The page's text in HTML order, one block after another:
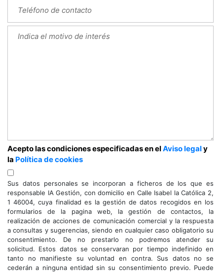
Acepto las condiciones especificadas en elAviso legaly
la Política de cookies
Sus datos personales se incorporan a ficheros de los que es
responsable IA Gestión, con domicilio en Calle Isabel la Católica 2,
1 46004, cuya finalidad es la gestión de datos recogidos en los
formularios de la pagina web, la gestión de contactos, la
realización de acciones de comunicación comercial y la respuesta
a consultas y sugerencias, siendo en cualquier caso obligatorio su
consentimiento. De no prestarlo no podremos atender su
solicitud. Estos datos se conservaran por tiempo indefinido en
tanto no manifieste su voluntad en contra. Sus datos no se
cederán a ninguna entidad sin su consentimiento previo. Puede